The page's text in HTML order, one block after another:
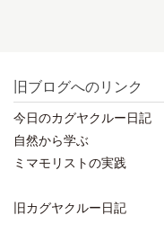
旧ブログへのリンク
今日のカグヤクルー日記
自然から学ぶ
ミマモリストの実践
旧カグヤクルー日記